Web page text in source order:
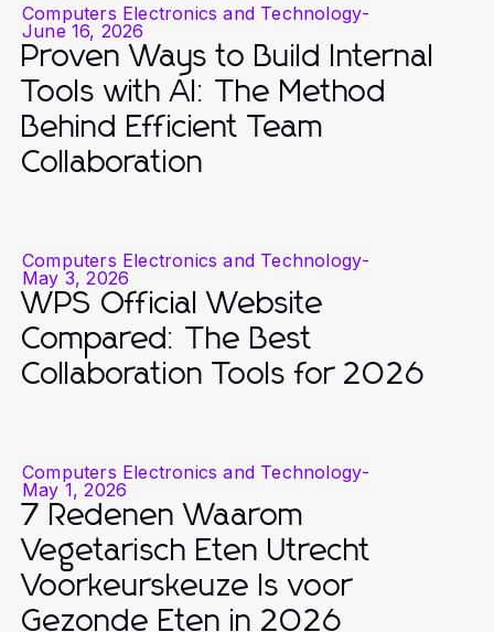
Computers Electronics and Technology-
June 16, 2026
Proven Ways to Build Internal
Tools with AI: The Method
Behind Efficient Team
Collaboration
Computers Electronics and Technology-
May 3, 2026
WPS Official Website
Compared: The Best
Collaboration Tools for 2026
Computers Electronics and Technology-
May 1, 2026
7 Redenen Waarom
Vegetarisch Eten Utrecht
Voorkeurskeuze Is voor
Gezonde Eten in 2026